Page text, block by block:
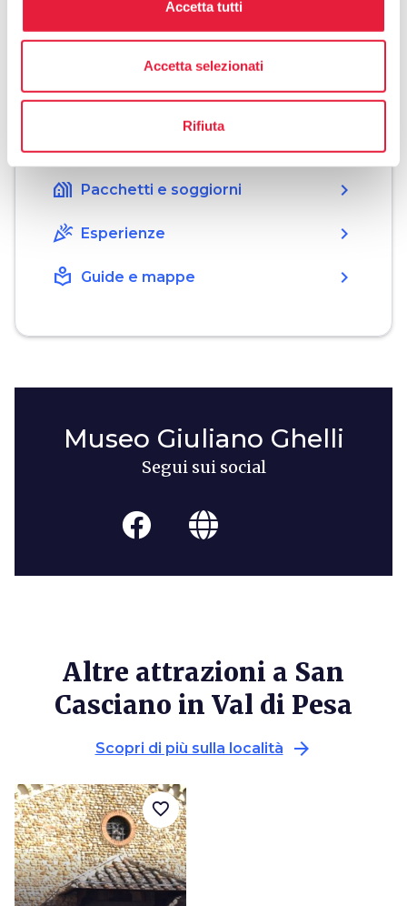
Accetta tutti
Accetta selezionati
Rifiuta
hotel Dove dormire chevron_right
restaurant Dove mangiare chevron_right
holiday_village Pacchetti e soggiorni chevron_right
celebration Esperienze chevron_right
local_library Guide e mappe chevron_right
Museo Giuliano Ghelli
Segui sui social
Altre attrazioni a San
Casciano in Val di Pesa
Scopri di più sulla località arrow_forward
favorite_border